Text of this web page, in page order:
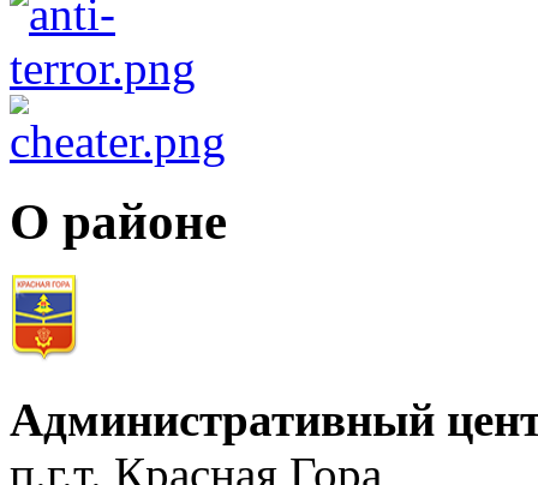
О районе
Административный
п.г.т. Красная Гора